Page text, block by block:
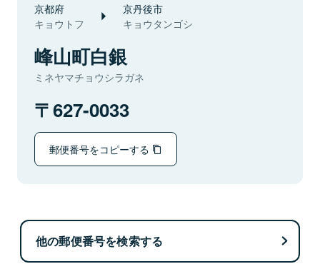
京都府
キョウトフ
京丹後市
キョウタンゴシ
峰山町白銀
ミネヤマチョウシラガネ
627-0033
郵便番号をコピーする
他の郵便番号を検索する